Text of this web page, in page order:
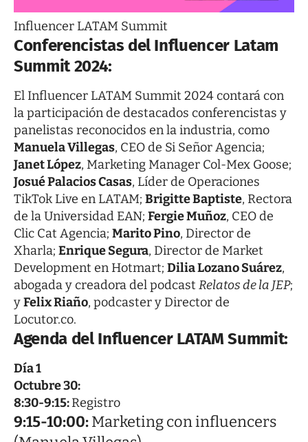
Influencer LATAM Summit
Conferencistas del Influencer Latam
Summit 2024:
El Influencer LATAM Summit 2024contará con
la participación de destacados conferencistas y
panelistas reconocidos en la industria, como
Manuela Villegas, CEO de Si Señor Agencia;
Janet López, Marketing Manager Col-Mex Goose;
Josué PalaciosCasas, Líder de Operaciones
TikTok Live en LATAM; Brigitte Baptiste, Rectora
de la Universidad EAN; Fergie Muñoz, CEO de
Clic Cat Agencia; Marito Pino, Director de
Xharla; Enrique Segura, Director de Market
Development en Hotmart; Dilia Lozano Suárez,
abogada y creadora del podcast Relatos de la JEP;
yFelix Riaño, podcaster y Director de
Locutor.co.
Agenda del Influencer LATAM Summit:
Día 1
Octubre 30:
8:30-9:15:Registro
9:15-10:00:Marketing con influencers